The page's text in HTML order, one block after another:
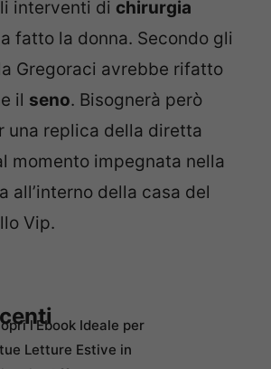
interventi di chirurgia
fatto la donna. Secondo gli
Gregoraci avrebbe rifatto
il seno. Bisognerà però
una replica della diretta
momento impegnata nella
all’interno della casa del
Vip.
l’Ebook Ideale per
Letture Estive in